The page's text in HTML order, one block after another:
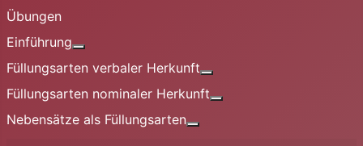
Übungen
Einführung
Füllungsarten verbaler Herkunft
Füllungsarten nominaler Herkunft
Nebensätze als Füllungsarten